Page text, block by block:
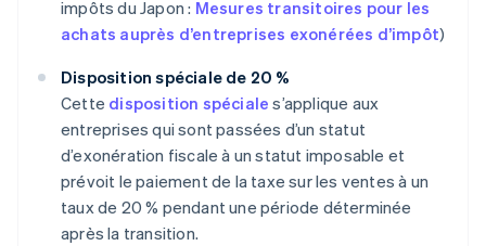
impôts du Japon : Mesures transitoires pour les
achats auprès d’entreprises exonérées d’impôt)
Disposition spéciale de 20 %
Cette disposition spéciale s’applique aux
entreprises qui sont passées d’un statut
d’exonération fiscale à un statut imposable et
prévoit le paiement de la taxe sur les ventes à un
taux de 20 % pendant une période déterminée
après la transition.